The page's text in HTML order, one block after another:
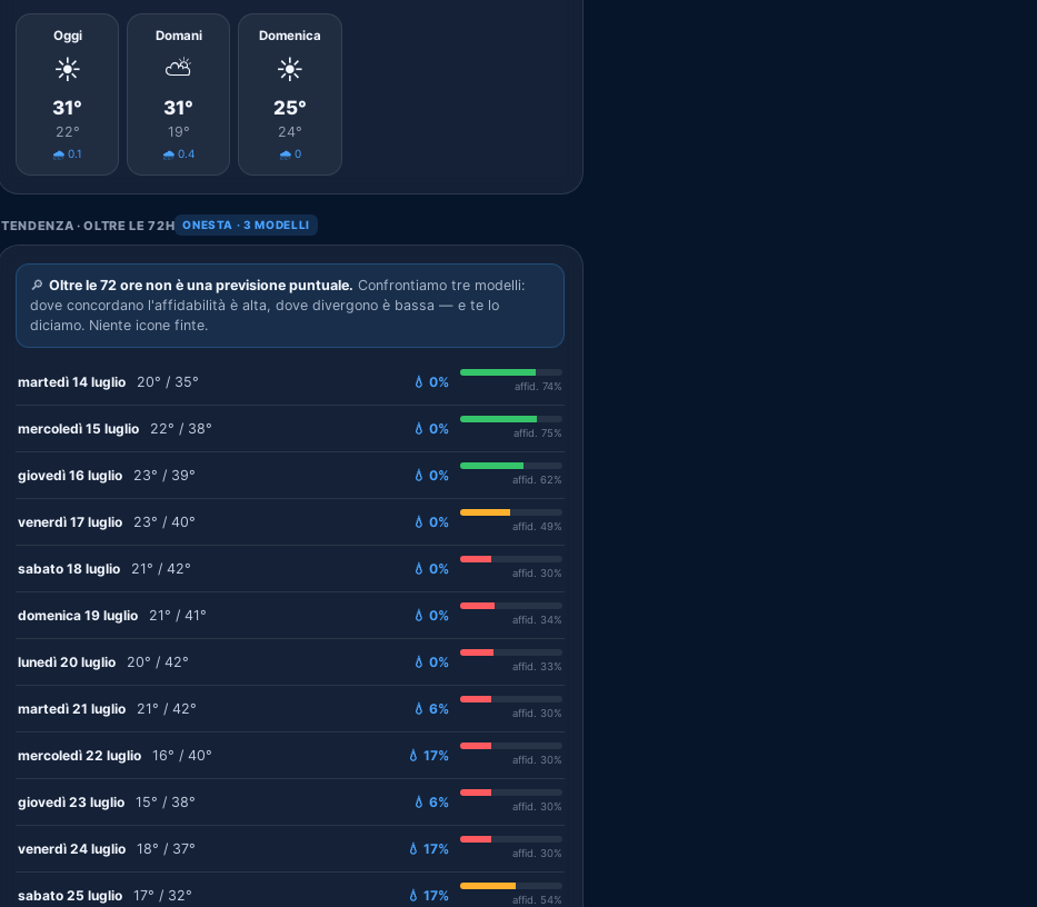
Oggi
☀️
31°
22°
🌧️ 0.1
Domani
⛅
31°
19°
🌧️ 0.4
Domenica
☀️
25°
24°
🌧️ 0
TENDENZA · OLTRE LE 72H ONESTA · 3 MODELLI
🔎 Oltre le 72 ore non è una previsione puntuale. Confrontiamo tre modelli:
dove concordano l'affidabilità è alta, dove divergono è bassa — e te lo
diciamo. Niente icone finte.
martedì 14 luglio 20° / 35° 💧 0% affid. 74%
mercoledì 15 luglio 22° / 38° 💧 0% affid. 75%
giovedì 16 luglio 23° / 39° 💧 0% affid. 62%
venerdì 17 luglio 23° / 40° 💧 0% affid. 49%
sabato 18 luglio 21° / 42° 💧 0% affid. 30%
domenica 19 luglio 21° / 41° 💧 0% affid. 34%
lunedì 20 luglio 20° / 42° 💧 0% affid. 33%
martedì 21 luglio 21° / 42° 💧 6% affid. 30%
mercoledì 22 luglio 16° / 40° 💧 17% affid. 30%
giovedì 23 luglio 15° / 38° 💧 6% affid. 30%
venerdì 24 luglio 18° / 37° 💧 17% affid. 30%
sabato 25 luglio 17° / 32° 💧 17% affid. 54%